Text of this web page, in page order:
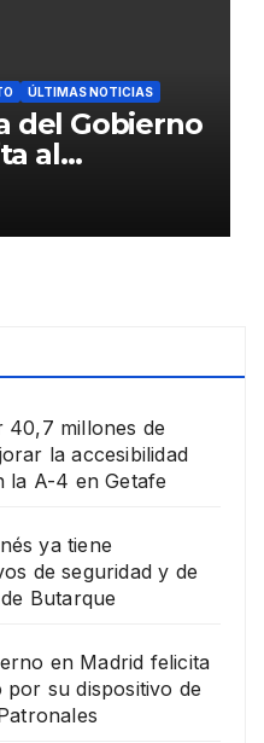
ÚLTIMAS NOTICIAS
del Gobierno
al
Pinto por
seguridad
40,7 millones de
la accesibilidad
la A-4 en Getafe
ya tiene
de seguridad y de
Butarque
en Madrid felicita
su dispositivo de